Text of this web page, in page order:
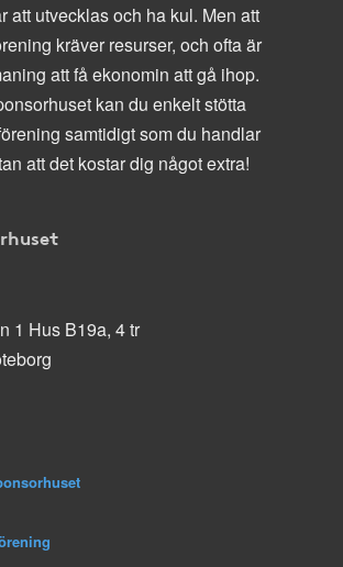
att utvecklas och ha kul. Men att
kräver resurser, och ofta är
att få ekonomin att gå ihop.
kan du enkelt stötta
samtidigt som du handlar
att det kostar dig något extra!
1 Hus B19a, 4 tr